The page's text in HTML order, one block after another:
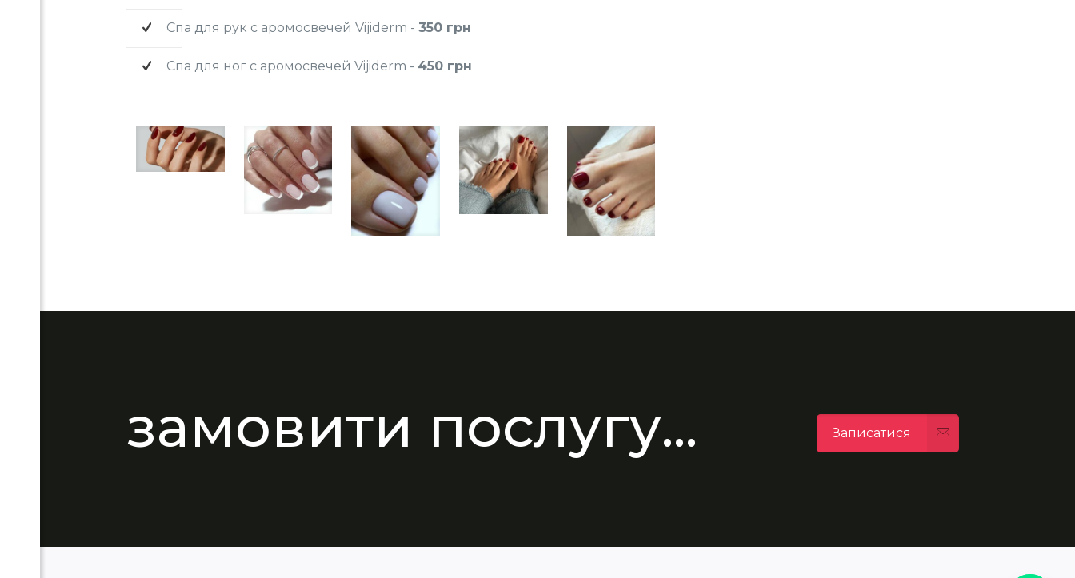
Спа для рук с аромосвечей Vijiderm - 350 грн
Спа для ног с аромосвечей Vijiderm - 450 грн
замовити послугу... Записатися